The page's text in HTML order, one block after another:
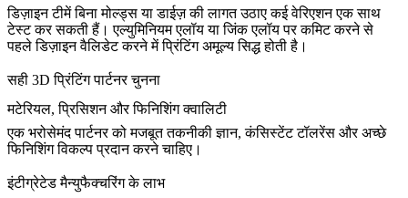
डिज़ाइन टीमें बिना मोल्ड्स या डाईज़ की लागत उठाए कई वेरिएशन एक साथ
टेस्ट कर सकती हैं।एल्युमिनियम एलॉययाजिंक एलॉयपर कमिट करने से
पहले डिज़ाइन वैलिडेट करने में प्रिंटिंग अमूल्य सिद्ध होती है।
सही 3D प्रिंटिंग पार्टनर चुनना
मटेरियल, प्रिसिशन और फिनिशिंग क्वालिटी
एक भरोसेमंद पार्टनर को मजबूत तकनीकी ज्ञान, कंसिस्टेंट टॉलरेंस और अच्छे
फिनिशिंग विकल्प प्रदान करने चाहिए।
इंटीग्रेटेड मैन्युफैक्चरिंग के लाभ